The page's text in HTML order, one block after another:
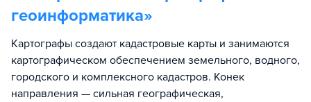
геоинформатика»
Картографы создают кадастровые карты и занимаются
картографическом обеспечением земельного, водного,
городского и комплексного кадастров. Конек
направления — сильная географическая,